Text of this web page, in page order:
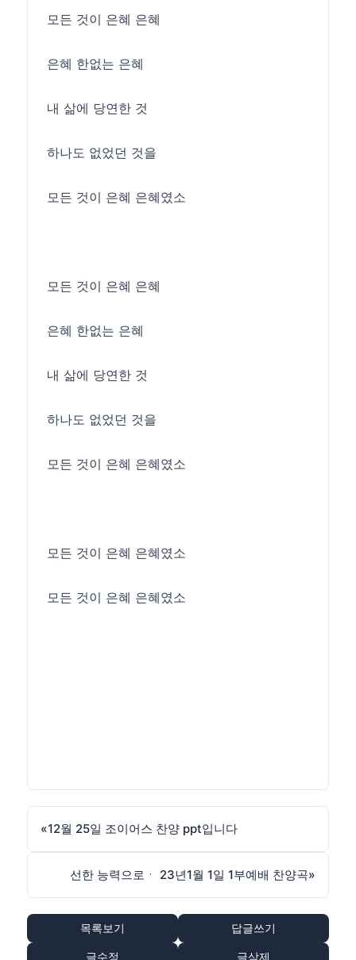
모든 것이 은혜 은혜
은혜 한없는 은혜
내 삶에 당연한 것
하나도 없었던 것을
모든 것이 은혜 은혜였소
모든 것이 은혜 은혜
은혜 한없는 은혜
내 삶에 당연한 것
하나도 없었던 것을
모든 것이 은혜 은혜였소
모든 것이 은혜 은혜였소
모든 것이 은혜 은혜였소
«12월 25일 조이어스 찬양 ppt입니다
선한 능력으로ㆍ 23년1월 1일 1부예배 찬양곡»
목록보기 답글쓰기
글수정 글삭제